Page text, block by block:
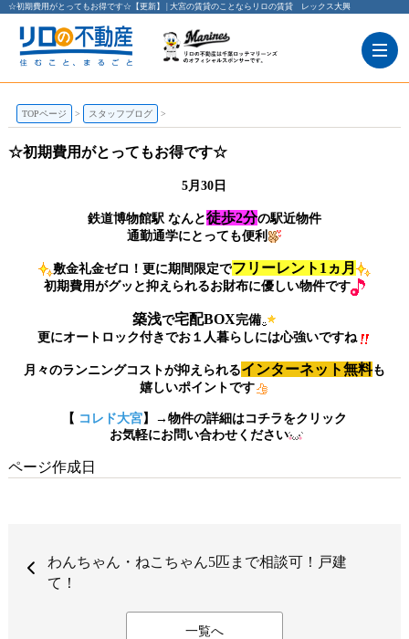
☆初期費用がとってもお得です☆【更新】 | 大宮の賃貸のことならリロの賃貸 レックス大興
TOPページ スタッフブログ
☆初期費用がとってもお得です☆
5月30日
鉄道博物館駅 なんと徒歩2分の駅近物件
通勤通学にとっても便利
敷金礼金ゼロ！更に期間限定でフリーレント1ヵ月
初期費用がグッと抑えられるお財布に優しい物件です
築浅で宅配BOX完備
更にオートロック付きでお１人暮らしには心強いですね
月々のランニングコストが抑えられるインターネット無料も
嬉しいポイントです
【 コレド大宮】→物件の詳細はコチラをクリック
お気軽にお問い合わせください
ページ作成日
わんちゃん・ねこちゃん5匹まで相談可！戸建
て！
一覧へ